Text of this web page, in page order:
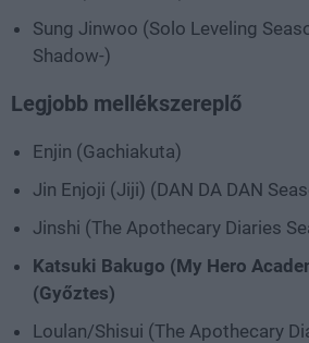
Sung Jinwoo (Solo Leveling
Shadow-)
Legjobb mellékszereplő
Enjin (Gachiakuta)
Jin Enjoji (Jiji) (DAN DA DAN
Jinshi (The Apothecary Diaries
Katsuki Bakugo (My Hero
(Győztes)
Loulan/Shisui (The Apothecary